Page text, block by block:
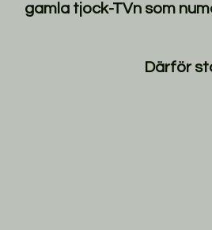
gamla tjock-TVn som
Därför